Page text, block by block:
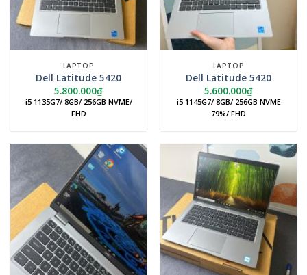
LAPTOP
Dell Latitude 5420
5.800.000₫
i5 1135G7/ 8GB/ 256GB NVME/
FHD
LAPTOP
Dell Latitude 5420
5.600.000₫
i5 1145G7/ 8GB/ 256GB NVME
79%/ FHD